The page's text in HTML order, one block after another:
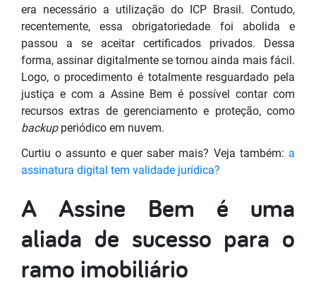
era necessário a utilização do ICP Brasil. Contudo,
recentemente, essa obrigatoriedade foi abolida e
passou a se aceitar certificados privados. Dessa
forma, assinar digitalmente se tornou ainda mais fácil.
Logo, o procedimento é totalmente resguardado pela
justiça e com a Assine Bem é possível contar com
recursos extras de gerenciamento e proteção, como
backup periódico em nuvem.
Curtiu o assunto e quer saber mais? Veja também: a
assinatura digital tem validade jurídica?
A Assine Bem é uma
aliada de sucesso para o
ramo imobiliário